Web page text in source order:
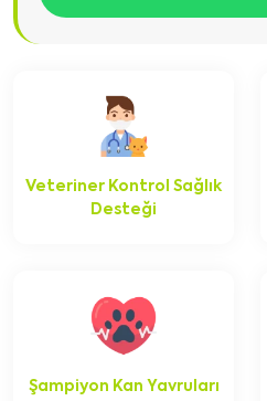
Veteriner Kontrol Sağlık
Desteği
Şampiyon Kan Yavruları